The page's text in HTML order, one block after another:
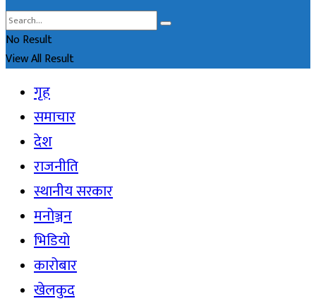
No Result
View All Result
गृह
समाचार
देश
राजनीति
स्थानीय सरकार
मनोञ्जन
भिडियो
कारोबार
खेलकुद